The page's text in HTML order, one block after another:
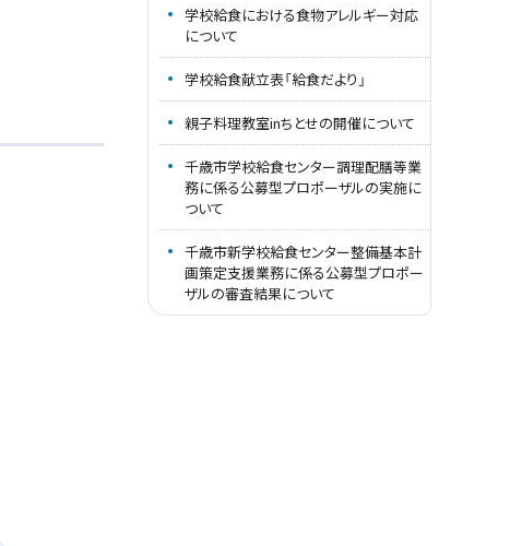
学校給食における食物アレルギー対応
について
学校給食献立表「給食だより」
親子料理教室inちとせの開催について
千歳市学校給食センター調理配膳等業
務に係る公募型プロポーザルの実施に
ついて
千歳市新学校給食センター整備基本計
画策定支援業務に係る公募型プロポー
ザルの審査結果について